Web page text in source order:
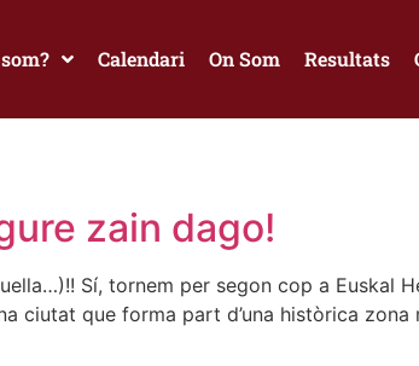
Calendari On Som Resultats
zain dago!
Sí, tornem per segon cop a Euskal
ciutat que forma part d’una històrica zona